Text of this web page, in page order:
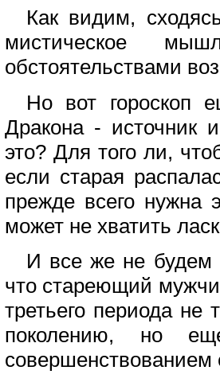
Как видим,
мистическое
обстоятельствами
Но вот гороскоп
Дракона - источник
это? Для того ли,
если старая
прежде всего нужна
может не хватить
И все же не будем
что стареющий
третьего периода
поколению, но